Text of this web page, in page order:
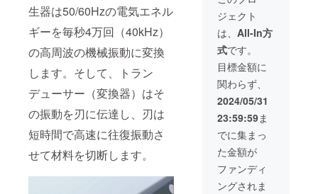
生器は50/60Hzの電気エネル
ギーを毎秒4万回（40kHz）
の高周波の機械振動に変換
します。そして、トラン
デューサー（変換器）はそ
の振動を刃に伝達し、刃は
短時間で高速に往復振動さ
せて材料を切断します。
用ク
リップ
×6 ・六
角ネジ
×5 ・六
角レン
チ×3 ・
Type-C
to Type-
C給電
ケーブ
ル×3 ・
日本語
取扱説
明書×3
ジェクト
は、 All-In方
式です。
目標金額に
関わらず、
2024/05/31
23:59:59ま
でに集まっ
た金額が
ファンディ
ングされま